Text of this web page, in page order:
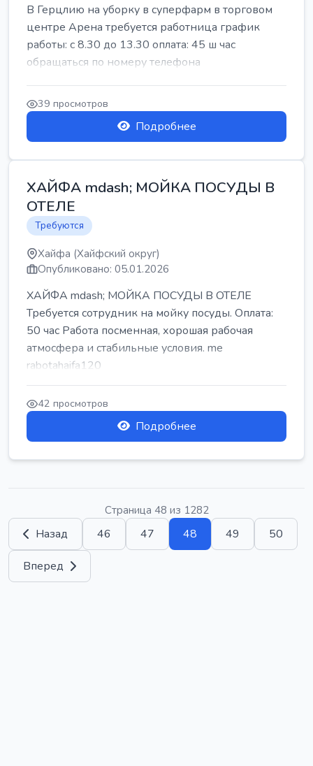
В Герцлию на уборку в суперфарм в торговом
центре Арена требуется работница график
работы: с 8.30 до 13.30 оплата: 45 ш час
обращаться по номеру телефона
39 просмотров
Подробнее
ХАЙФА mdash; МОЙКА ПОСУДЫ В
ОТЕЛЕ
Требуются
Хайфа (Хайфский округ)
Опубликовано: 05.01.2026
ХАЙФА mdash; МОЙКА ПОСУДЫ В ОТЕЛЕ
Требуется сотрудник на мойку посуды. Оплата:
50 час Работа посменная, хорошая рабочая
атмосфера и стабильные условия. me
rabotahaifa120
42 просмотров
Подробнее
Страница 48 из 1282
Назад 46 47 48 49 50
Вперед